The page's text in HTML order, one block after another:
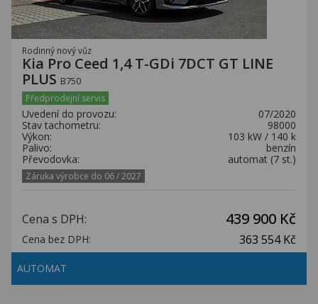
Rodinný nový vůz
Kia Pro Ceed 1,4 T-GDi 7DCT GT LINE
PLUS B750
Předprodejní servis
Uvedení do provozu:
07/2020
Stav tachometru:
98000
Výkon:
103 kW / 140 k
Palivo:
benzín
Převodovka:
automat (7 st.)
Záruka výrobce do 06 / 2027
Cena s DPH: 439 900 Kč
Cena bez DPH: 363 554 Kč
AUTOMAT